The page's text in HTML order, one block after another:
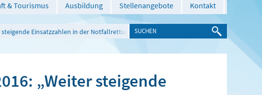
& Tourismus Ausbildung Stellenangebote Kontakt
Einsatzzahlen in der Notfallrettung“
„Weiter steigende